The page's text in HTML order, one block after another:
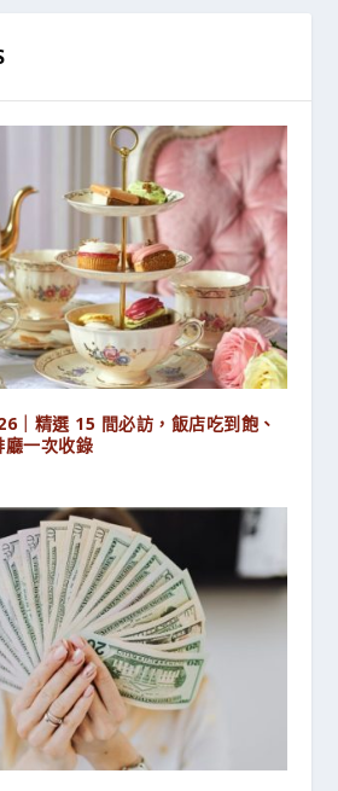
｜精選 15 間必訪，飯店吃到飽、
廳一次收錄